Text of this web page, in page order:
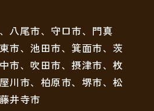
八尾市、守口市、門真
市、池田市、箕面市、茨
市、吹田市、摂津市、枚
川市、柏原市、堺市、松
井寺市